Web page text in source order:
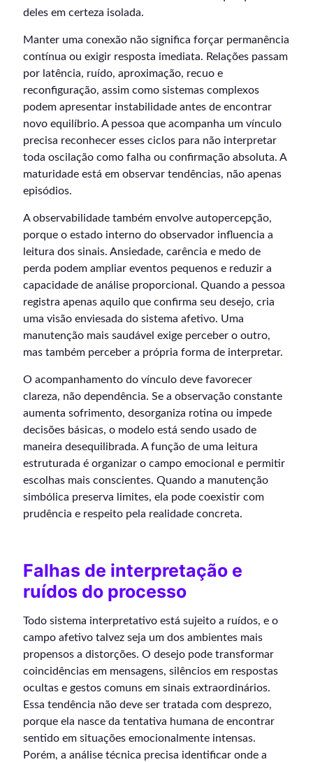
deles em certeza isolada.
Manter uma conexão não significa forçar permanência
contínua ou exigir resposta imediata. Relações passam
por latência, ruído, aproximação, recuo e
reconfiguração, assim como sistemas complexos
podem apresentar instabilidade antes de encontrar
novo equilíbrio. A pessoa que acompanha um vínculo
precisa reconhecer esses ciclos para não interpretar
toda oscilação como falha ou confirmação absoluta. A
maturidade está em observar tendências, não apenas
episódios.
A observabilidade também envolve autopercepção,
porque o estado interno do observador influencia a
leitura dos sinais. Ansiedade, carência e medo de
perda podem ampliar eventos pequenos e reduzir a
capacidade de análise proporcional. Quando a pessoa
registra apenas aquilo que confirma seu desejo, cria
uma visão enviesada do sistema afetivo. Uma
manutenção mais saudável exige perceber o outro,
mas também perceber a própria forma de interpretar.
O acompanhamento do vínculo deve favorecer
clareza, não dependência. Se a observação constante
aumenta sofrimento, desorganiza rotina ou impede
decisões básicas, o modelo está sendo usado de
maneira desequilibrada. A função de uma leitura
estruturada é organizar o campo emocional e permitir
escolhas mais conscientes. Quando a manutenção
simbólica preserva limites, ela pode coexistir com
prudência e respeito pela realidade concreta.
Falhas de interpretação e
ruídos do processo
Todo sistema interpretativo está sujeito a ruídos, e o
campo afetivo talvez seja um dos ambientes mais
propensos a distorções. O desejo pode transformar
coincidências em mensagens, silêncios em respostas
ocultas e gestos comuns em sinais extraordinários.
Essa tendência não deve ser tratada com desprezo,
porque ela nasce da tentativa humana de encontrar
sentido em situações emocionalmente intensas.
Porém, a análise técnica precisa identificar onde a